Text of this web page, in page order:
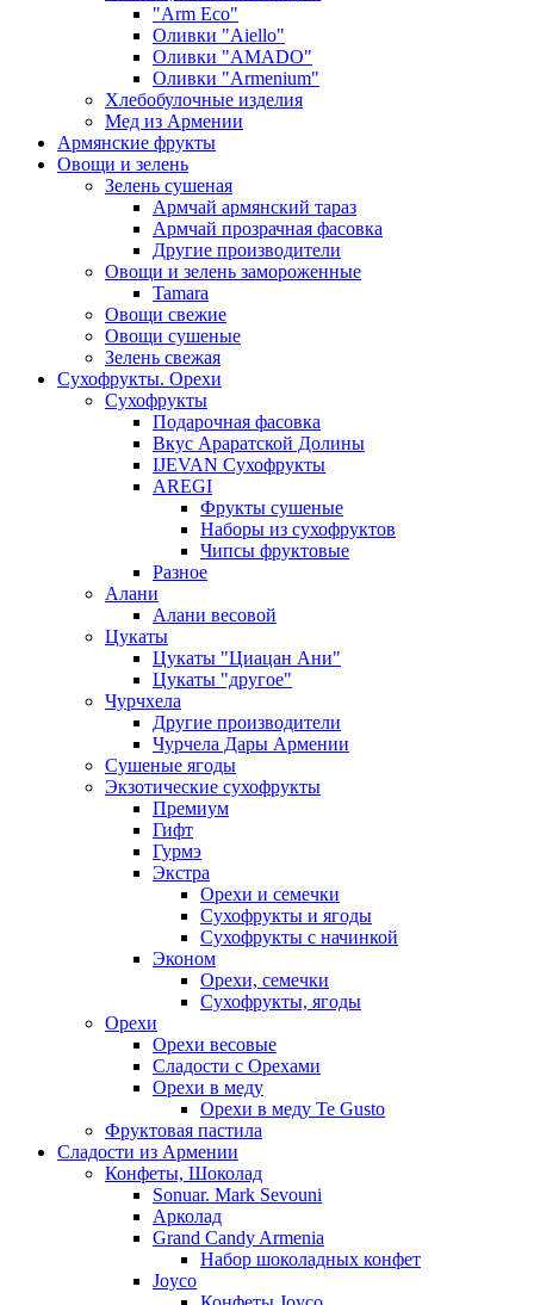
"Arm Eco"
Оливки "Aiello"
Оливки "AMADO"
Оливки "Armenium"
Хлебобулочные изделия
Мед из Армении
Армянские фрукты
Овощи и зелень
Зелень сушеная
Армчай армянский тараз
Армчай прозрачная фасовка
Другие производители
Овощи и зелень замороженные
Tamara
Овощи свежие
Овощи сушеные
Зелень свежая
Сухофрукты. Орехи
Сухофрукты
Подарочная фасовка
Вкус Араратской Долины
IJEVAN Сухофрукты
AREGI
Фрукты сушеные
Наборы из сухофруктов
Чипсы фруктовые
Разное
Алани
Алани весовой
Цукаты
Цукаты "Циацан Ани"
Цукаты "другое"
Чурчхела
Другие производители
Чурчела Дары Армении
Сушеные ягоды
Экзотические сухофрукты
Премиум
Гифт
Гурмэ
Экстра
Орехи и семечки
Сухофрукты и ягоды
Сухофрукты с начинкой
Эконом
Орехи, семечки
Сухофрукты, ягоды
Орехи
Орехи весовые
Сладости с Орехами
Орехи в меду
Орехи в меду Te Gusto
Фруктовая пастила
Сладости из Армении
Конфеты, Шоколад
Sonuar. Mark Sevouni
Арколад
Grand Candy Armenia
Набор шоколадных конфет
Joyco